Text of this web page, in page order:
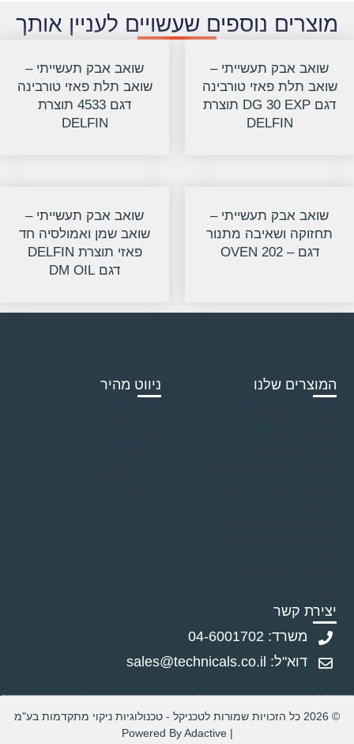
מוצרים נוספים שעשויים לעניין אותך
שואב אבק תעשייתי –
שואב תלת פאזי טורבינה
דגם DG 30 EXP תוצרת
DELFIN
שואב אבק תעשייתי –
שואב תלת פאזי טורבינה
דגם 4533 תוצרת
DELFIN
שואב אבק תעשייתי –
תחזוקה ושאיבה מתנור
דגם – 202 OVEN
שואב אבק תעשייתי –
שואב שמן ואמולסיה חד
פאזי תוצרת DELFIN
דגם DM OIL
ניווט מהיר המוצרים שלנו
יצירת קשר
משרד: 04-6001702
דוא"ל: sales@technicals.co.il
© 2026 כל הזכויות שמורות לטכניקל - טכנולוגיות ניקוי מתקדמות בע"מ
| Powered By Adactive